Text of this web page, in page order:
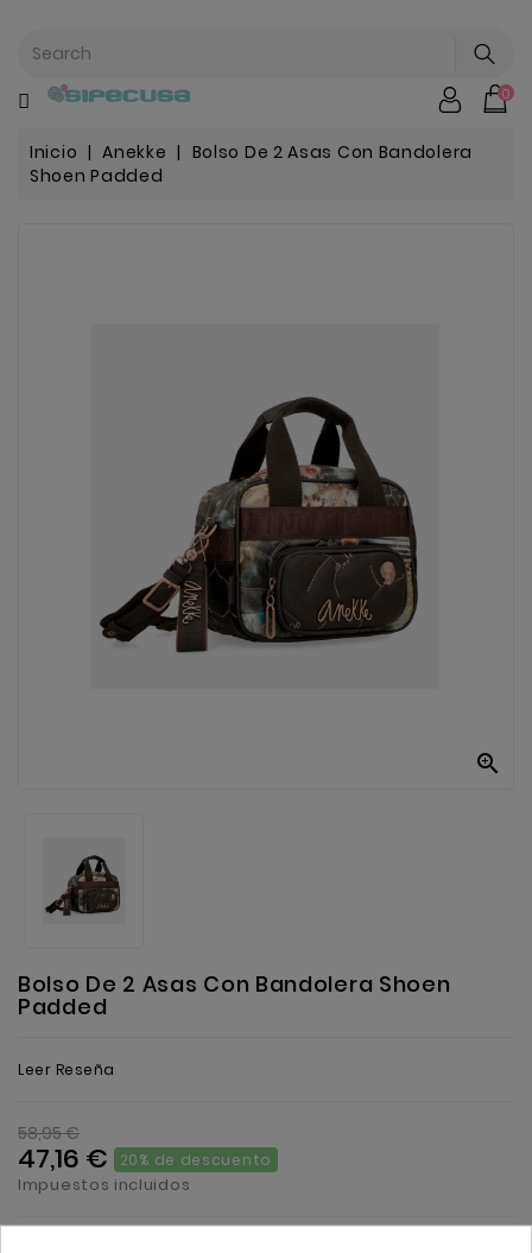
Mochilas
Escolar
Categorias
0
Inicio Anekke
Bolso De 2 Asas Con Bandolera
Shoen Padded

Bolso De 2 Asas Con Bandolera Shoen
Padded
Leer Reseña
58,95 €
47,16 € 20% de descuento
Impuestos incluidos